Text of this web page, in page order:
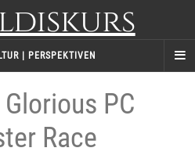
| PERSPEKTIVEN
PC
Race